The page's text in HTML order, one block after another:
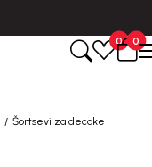
0
0
Šortsevi za decake